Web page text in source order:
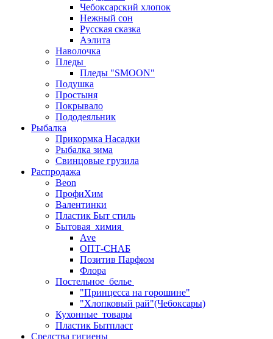
Чебоксарский хлопок
Нежный сон
Русская сказка
Аэлита
Наволочка
Пледы
Пледы "SMOON"
Подушка
Простыня
Покрывало
Пододеяльник
Рыбалка
Прикормка Насадки
Рыбалка зима
Свинцовые грузила
Распродажа
Beon
ПрофиХим
Валентинки
Пластик Быт стиль
Бытовая_химия
Ave
ОПТ-СНАБ
Позитив Парфюм
Флора
Постельное_белье
"Принцесса на горошине"
"Хлопковый рай"(Чебоксары)
Кухонные_товары
Пластик Бытпласт
Средства гигиены